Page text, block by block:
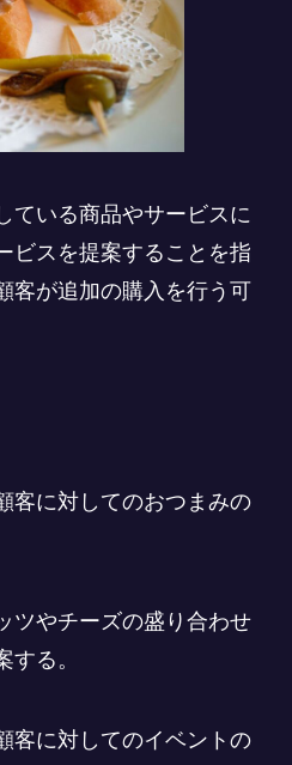
ている商品やサービスに
ビスを提案することを指
客が追加の購入を行う可
客に対してのおつまみの
ツやチーズの盛り合わせ
る。
客に対してのイベントの